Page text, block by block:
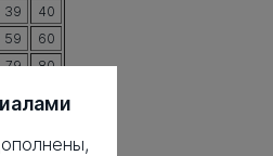
39
40
59
60
79
80
139 140